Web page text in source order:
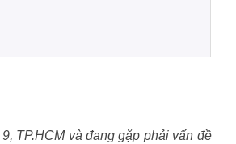
TP.HCM và đang gặp phải vấn đề